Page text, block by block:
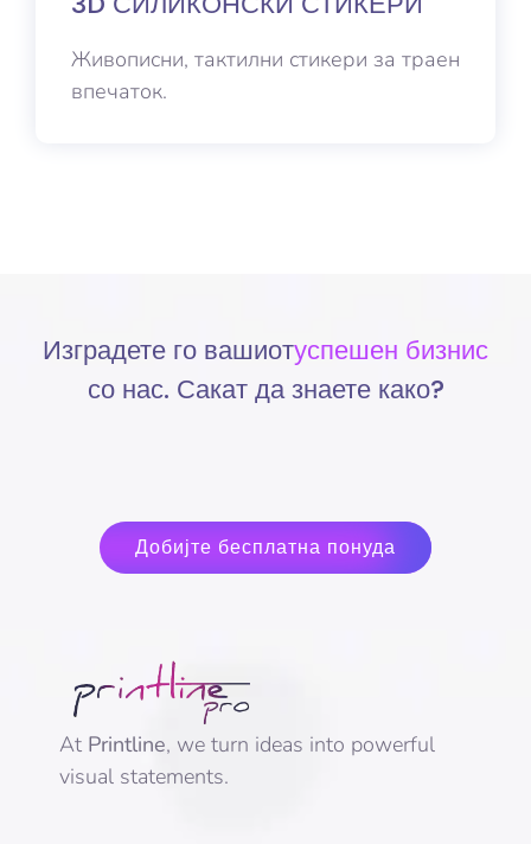
Живописни, тактилни стикери за траен
впечаток.
Изградете го вашиотуспешен бизнис
со нас. Сакат да знаете како?
Добијте бесплатна понуда
At Printline, we turn ideas into powerful
visual statements.